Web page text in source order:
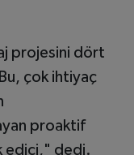
projesini dört
çok ihtiyaç
proaktif
edici," dedi.